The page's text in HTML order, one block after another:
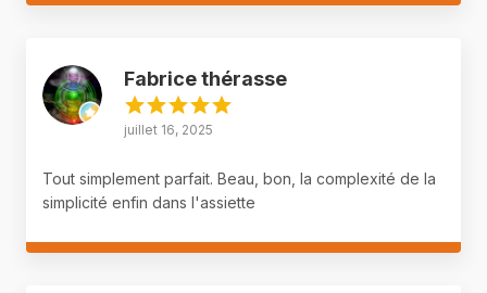
Fabrice thérasse
juillet 16, 2025
Tout simplement parfait. Beau, bon, la complexité de la
simplicité enfin dans l'assiette